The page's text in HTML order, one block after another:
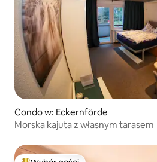
Condo w: Eckernförde
Morska kajuta z własnym tarasem